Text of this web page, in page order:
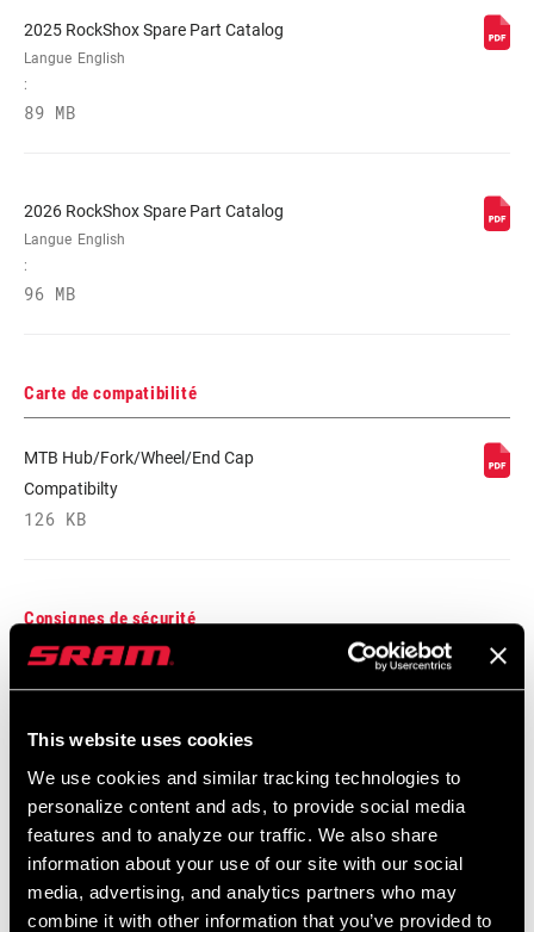
This website uses cookies
We use cookies and similar tracking technologies to
personalize content and ads, to provide social media
features and to analyze our traffic. We also share
information about your use of our site with our social
media, advertising, and analytics partners who may
combine it with other information that you’ve provided to
2025 RockShox Spare Part Catalog
Langue
:
English
89 MB
2026 RockShox Spare Part Catalog
Langue
:
English
96 MB
Carte de compatibilité
MTB Hub/Fork/Wheel/End Cap
Compatibilty
126 KB
Consignes de sécurité
Langue 日本語, 官话, Português, Nederlands,
Italiano, Français, Español, English,
348 KB
95-4018-009-100 Safety Instructions